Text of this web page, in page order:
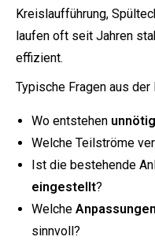
Kreislaufführung,
laufen oft seit Jahren
effizient.
Typische Fragen aus der
Wo entstehen
Welche Teilströme
Ist die bestehende
eingestellt?
Welche
sinnvoll?